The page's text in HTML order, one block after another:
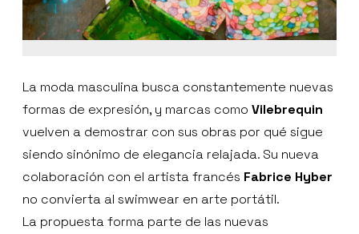
La moda masculina busca constantemente nuevas
formas de expresión, y marcas como Vilebrequin
vuelven a demostrar con sus obras por qué sigue
siendo sinónimo de elegancia relajada. Su nueva
colaboración con el artista francés Fabrice Hyber
no convierta al swimwear en arte portátil.
La propuesta forma parte de las nuevas